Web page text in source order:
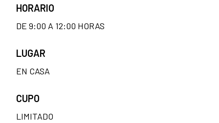
HORARIO
DE 9:00 A 12:00 HORAS
LUGAR
EN CASA
CUPO
LIMITADO